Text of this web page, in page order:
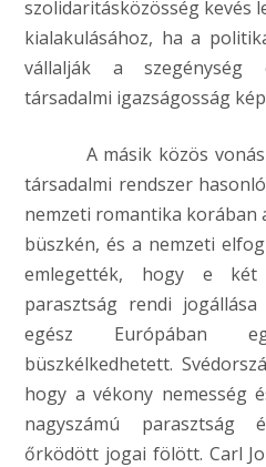
szolidaritásközösség kevés
kialakulásához, ha a
vállalják a szegénység
társadalmi igazságosság
A másik közös vonás
társadalmi rendszer
nemzeti romantika korában
büszkén, és a nemzeti
emlegették, hogy e két
parasztság rendi
egész Európában
büszkélkedhetett.
hogy a vékony nemesség
nagyszámú parasztság
őrködött jogai fölött. Carl